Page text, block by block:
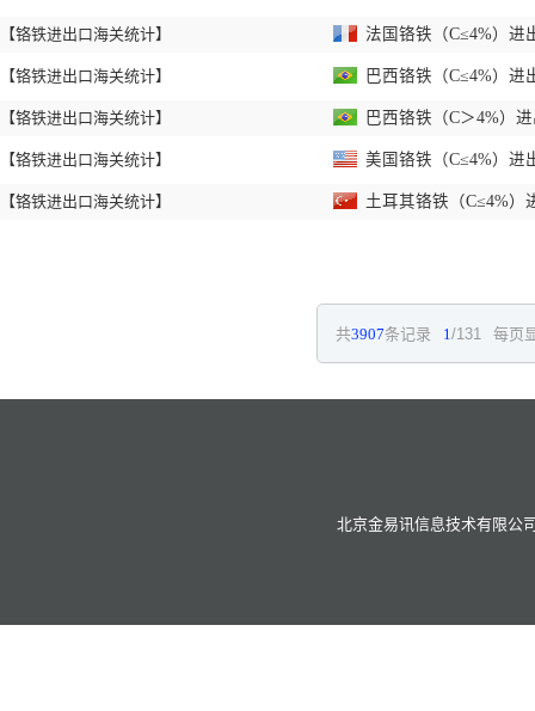
【铬铁进出口海关统计】
【铬铁进出口海关统计】
【铬铁进出口海关统计】
【铬铁进出口海关统计】
【铬铁进出口海关统计】
法国铬铁（C≤4%）进
巴西铬铁（C≤4%）进
巴西铬铁（C＞4%）
美国铬铁（C≤4%）进
土耳其铬铁（C≤4%）
共3907条记录 1/131 每页
北京金易讯信息技术有限公